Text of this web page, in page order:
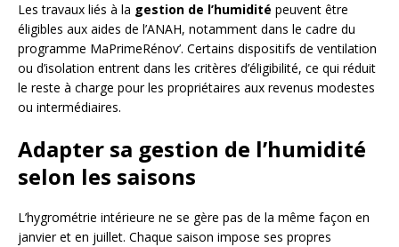
Les travaux liés à la gestion de l’humidité peuvent être
éligibles aux aides de l’ANAH, notamment dans le cadre du
programme MaPrimeRénov’. Certains dispositifs de ventilation
ou d’isolation entrent dans les critères d’éligibilité, ce qui réduit
le reste à charge pour les propriétaires aux revenus modestes
ou intermédiaires.
Adapter sa gestion de l’humidité
selon les saisons
L’hygrométrie intérieure ne se gère pas de la même façon en
janvier et en juillet. Chaque saison impose ses propres